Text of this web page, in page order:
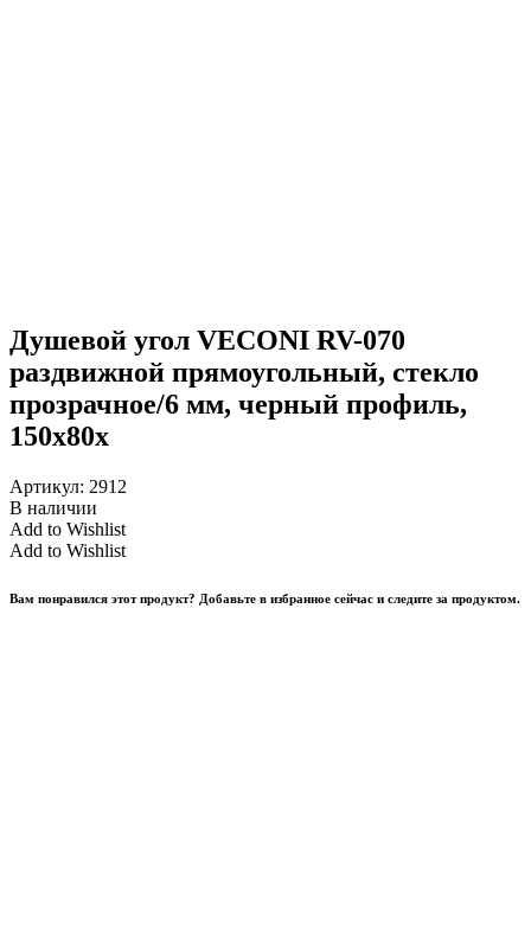
Душевой угол VECONI RV-070
раздвижной прямоугольный, стекло
прозрачное/6 мм, черный профиль,
150x80x
Артикул: 2912
В наличии
Add to Wishlist
Add to Wishlist
Вам понравился этот продукт? Добавьте в избранное сейчас и следите за продуктом.